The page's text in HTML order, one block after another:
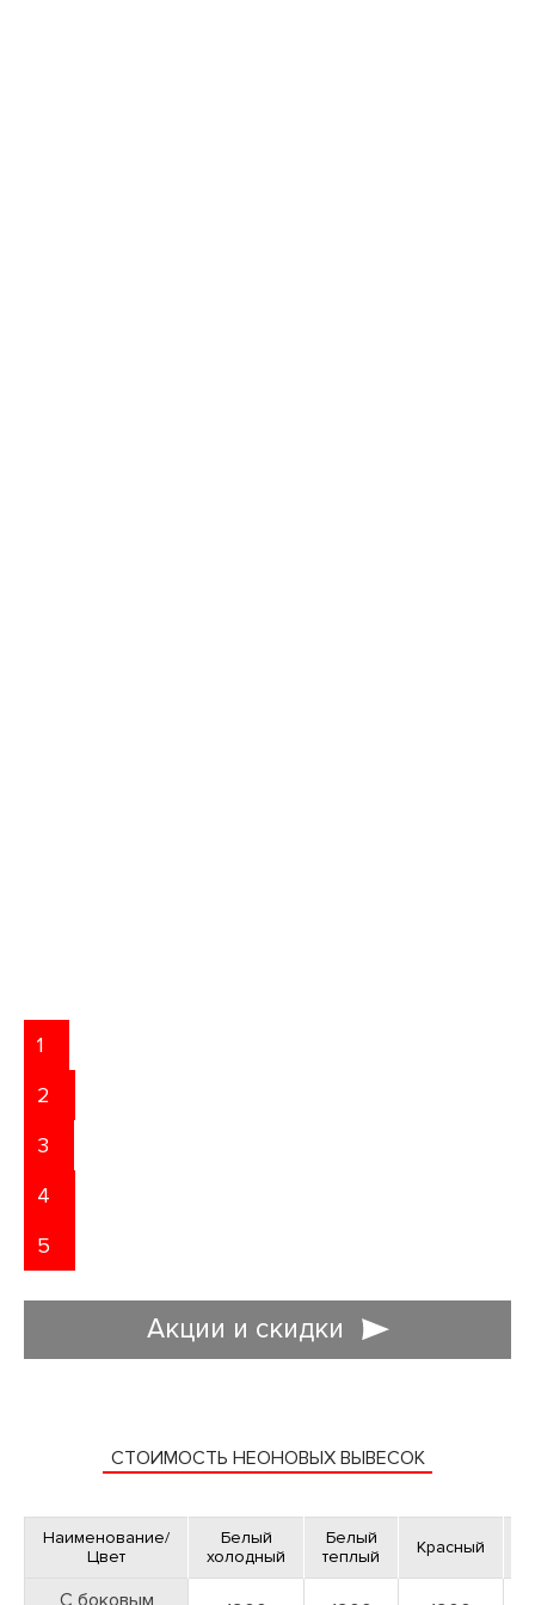
1
2
3
4
5
Акции и скидки
ВСЕЙ РОССИИ
СТОИМОСТЬ НЕОНОВЫХ ВЫВЕСОК
Наименование/
Цвет
Белый
холодный
Белый
теплый
Красный